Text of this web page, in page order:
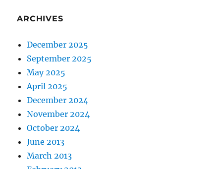
ARCHIVES
December 2025
September 2025
May 2025
April 2025
December 2024
November 2024
October 2024
June 2013
March 2013